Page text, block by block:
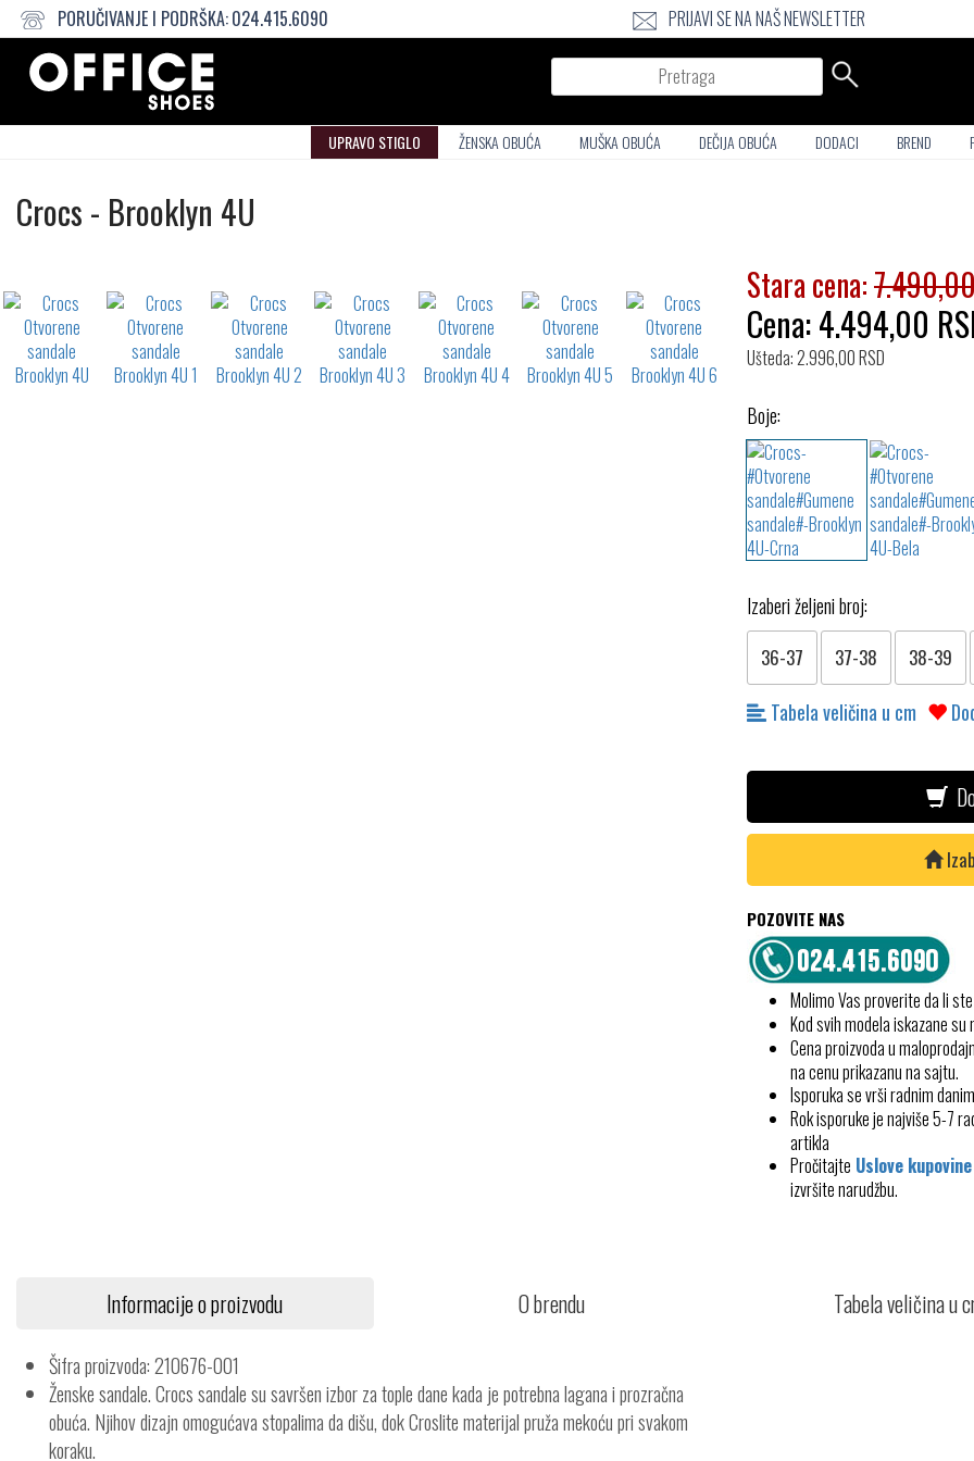
PORUČIVANJE I PODRŠKA:024.415.6090
PRIJAVI SE NA NAŠ NEWSLETTER
Pretraga
UPRAVO STIGLO ŽENSKA OBUĆA MUŠKA OBUĆA DEČIJA OBUĆA DODACI BREND
Crocs Otvorene
- Brooklyn 4U
waterrepellent Stara cena:
Cena:4.494,00
Ušteda: 2.996,00 RSD
Boje:
Izaberi željeni broj:
36-37 37-38 38-39
Tabela veličina u cm
POZOVITE NAS
Molimo Vas proverite da li
Kod svih modela iskazane
Cena proizvoda u
na cenu prikazanu na sajtu.
Isporuka se vrši radnim
Rok isporuke je najviše 5-7
artikla
Pročitajte Uslove
izvršite narudžbu.
Informacije o proizvodu O brendu Tabela veličina u
Šifra proizvoda: 210676-001
Ženske sandale. Crocs sandale su savršen izbor za tople dane kada je potrebna lagana i prozračna
obuća. Njihov dizajn omogućava stopalima da dišu, dok Croslite materijal pruža mekoću pri svakom
koraku.